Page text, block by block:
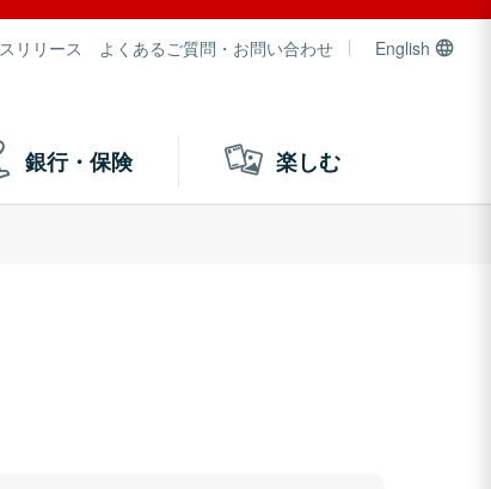
リリース よくあるご質問・お問い合わせ English
銀行・保険 楽しむ